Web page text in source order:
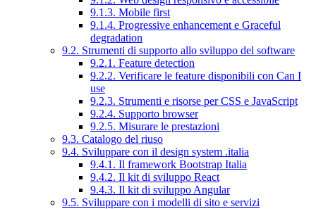
9.1.3. Mobile first
9.1.4. Progressive enhancement e Graceful
degradation
9.2. Strumenti di supporto allo sviluppo del software
9.2.1. Feature detection
9.2.2. Verificare le feature disponibili con Can I
use
9.2.3. Strumenti e risorse per CSS e JavaScript
9.2.4. Supporto browser
9.2.5. Misurare le prestazioni
9.3. Catalogo del riuso
9.4. Sviluppare con il design system .italia
9.4.1. Il framework Bootstrap Italia
9.4.2. Il kit di sviluppo React
9.4.3. Il kit di sviluppo Angular
9.5. Sviluppare con i modelli di sito e servizi